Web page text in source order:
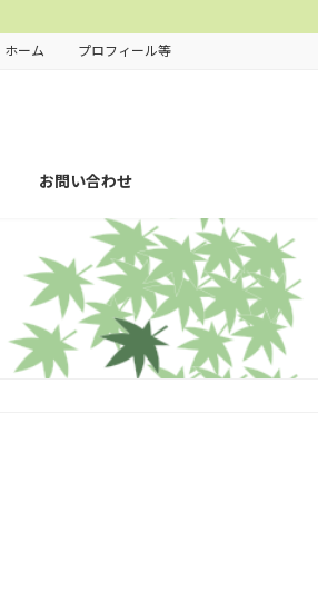
ホーム プロフィール等
お問い合わせ